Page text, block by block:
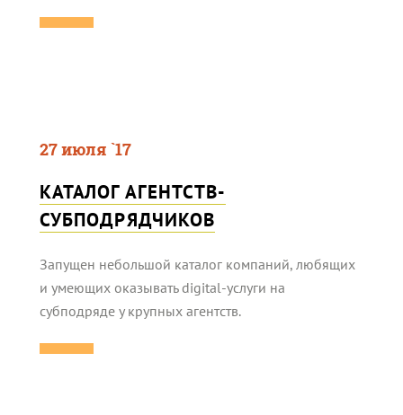
27 июля `17
КАТАЛОГ АГЕНТСТВ-
СУБПОДРЯДЧИКОВ
Запущен небольшой каталог компаний, любящих
и умеющих оказывать digital-услуги на
субподряде у крупных агентств.